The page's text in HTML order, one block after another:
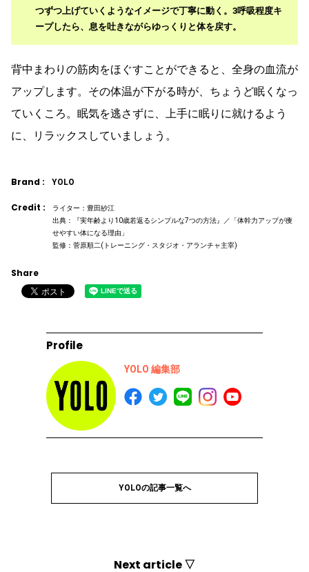
つずつ上げていくようなイメージで丁寧に動く。3呼吸程度キ
ープしたら、息を吐きながらゆっくりと体を戻す。
背中まわりの筋肉をほぐすことができると、全身の血流が
アップします。その体温が下がる時が、ちょうど眠くなっ
ていくころ。眠気を逃さずに、上手に眠りに就けるよう
に、リラックスしていましょう。
Brand : YOLO
Credit :
ライター：豊田紗江
出典：『実年齢より10歳若返るシンプルな7つの方法』／「体幹力アップが痩
せやすい体になる理由」
監修：菅原順二(トレーニング・スタジオ・アランチャ主宰)
Share
Profile
YOLO 編集部
YOLOの記事一覧へ
Next article ▽